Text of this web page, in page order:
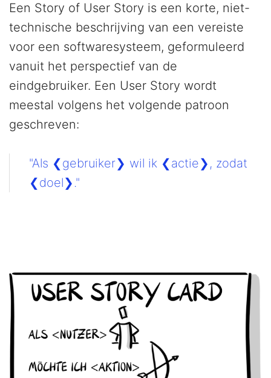
Een Story of User Story is een korte, niet-
technische beschrijving van een vereiste
voor een softwaresysteem, geformuleerd
vanuit het perspectief van de
eindgebruiker. Een User Story wordt
meestal volgens het volgende patroon
geschreven:
"Als ❮gebruiker❯ wil ik ❮actie❯, zodat
❮doel❯."